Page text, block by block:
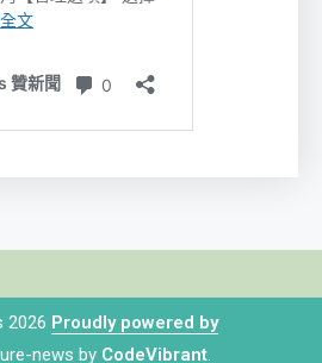
2026 Proudly powered by
news by CodeVibrant